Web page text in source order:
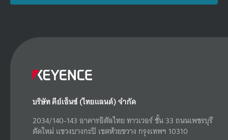
บริษัท คีย์เอ็นซ์ (ไทยแลนด์) จำกัด
2034/140-143 อาคารอิตัลไทย ทาวเวอร์ ชั้น 33 ถนนเพชรบุรี
ตัดใหม่ แขวงบางกะปิ เขตห้วยขวาง กรุงเทพฯ 10310